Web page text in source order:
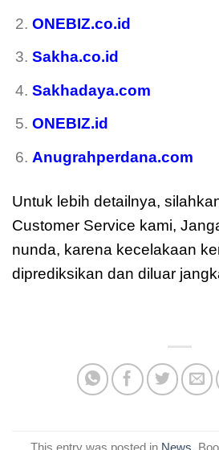
ONEBIZ.co.id
Sakha.co.id
Sakhadaya.com
ONEBIZ.id
Anugrahperdana.com
Untuk lebih detailnya,
Customer Service kami,
nunda, karena kecelakaan
diprediksikan dan diluar
This entry was posted in News.